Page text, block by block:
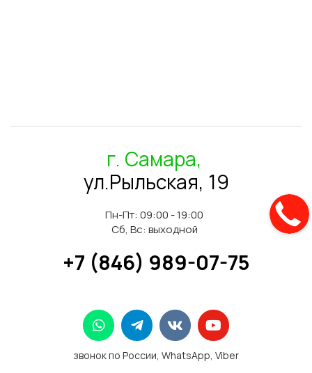
г. Самара,
ул.Рыльская, 19
Пн-Пт: 09:00 - 19:00
Сб, Вс: выходной
+7 (846) 989-07-75
звонок по России, WhatsApp, Viber